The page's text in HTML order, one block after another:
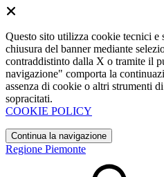
Questo sito utilizza cookie tecnici e
chiusura del banner mediante
contraddistinto dalla X o tramite il
navigazione" comporta la
assenza di cookie o altri strumenti
sopracitati.
COOKIE POLICY
Continua la navigazione
Regione Piemonte